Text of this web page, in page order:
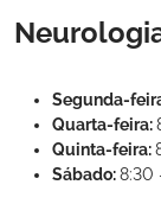
Segunda-
Quarta-feira:
Quinta-feira:
Sábado:8:30